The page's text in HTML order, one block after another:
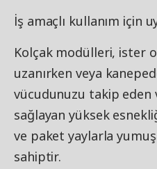
İş amaçlı kullanım için
Kolçak modülleri, ister
uzanırken veya
vücudunuzu takip eden
sağlayan yüksek
ve paket yaylarla
sahiptir.